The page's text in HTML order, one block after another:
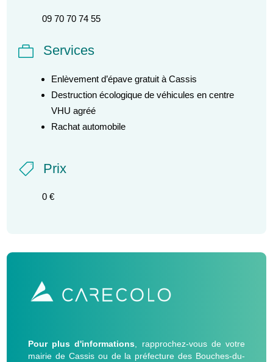
09 70 70 74 55
 Services
Enlèvement d’épave gratuit à Cassis
Destruction écologique de véhicules en centre
VHU agréé
Rachat automobile
 Prix
0 €
Pour plus d'informations , rapprochez-vous de votre
mairie de Cassis ou de la préfecture des Bouches-du-